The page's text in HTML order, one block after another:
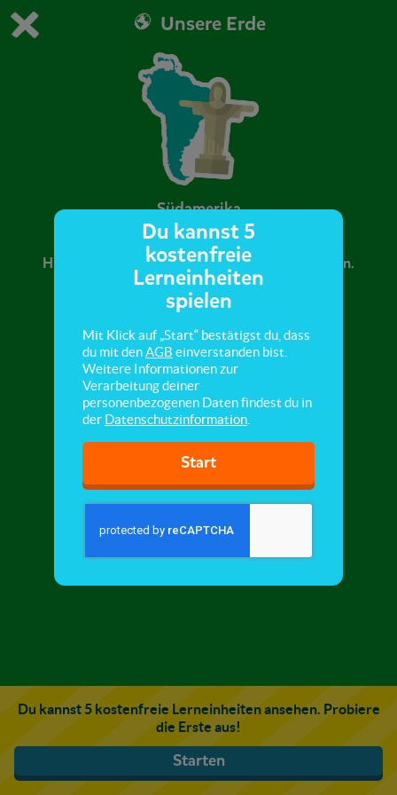
Du spielst die kostenfreie Testversion von scoyo.
Jetzt bestellen
1
Unsere Erde
Südamerika
Hier lernst du den Kontinent Südamerika kennen.
Du kannst 5 kostenfreie Lerneinheiten ansehen. Probiere
die Erste aus!
Starten
Du kannst 5
kostenfreie
Lerneinheiten
spielen
Mit Klick auf „Start“ bestätigst du, dass
du mit denAGB einverstanden bist.
Weitere Informationen zur
Verarbeitung deiner
personenbezogenen Daten findest du in
der Datenschutzinformation
Start